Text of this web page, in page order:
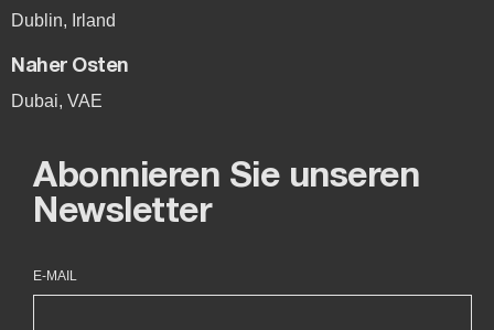
Dublin, Irland
Naher Osten
Dubai, VAE
Abonnieren Sie unseren
Newsletter
E-MAIL